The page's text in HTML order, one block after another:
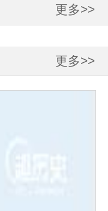
更多>>
更多>>